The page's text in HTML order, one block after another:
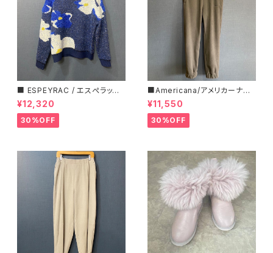
■ ESPEYRAC / エスぺラック
■ フラワーモチーフニット■YE
LLOW & NAVY■ 超カワイイ！
¥12,320
30%OFF
■Americana/アメリカーナ■
マイクロフリース・イージーパン
ツ■
¥11,550
30%OFF